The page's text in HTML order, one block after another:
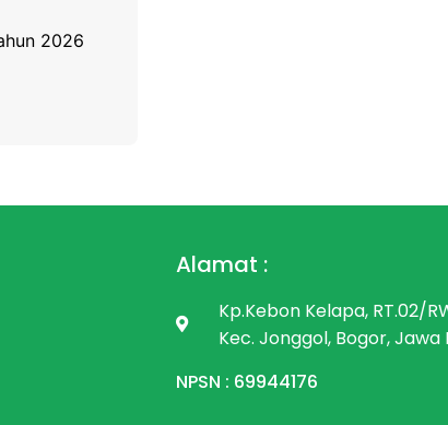
2026
Alamat :
Kp.Kebon Kelapa, RT.02/
Kec. Jonggol, Bogor, Jawa
NPSN : 69944176